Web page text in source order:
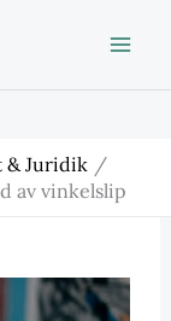
& Juridik
av vinkelslip